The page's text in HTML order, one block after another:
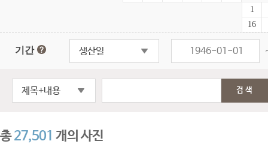
1
16
기간 생산일
제목+내용 검색
총27,501 개의 사진